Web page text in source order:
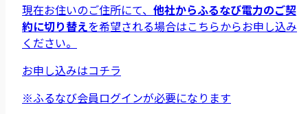
現在お住いのご住所にて、 他社からふるなび電力のご契
約に切り替えを希望される場合はこちらからお申し込み
ください。
お申し込みはコチラ
※ふるなび会員ログインが必要になります